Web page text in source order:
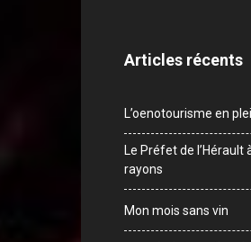
Articles récents
L’oenotourisme en
Le Préfet de l’Hérault
rayons
Mon mois sans vin